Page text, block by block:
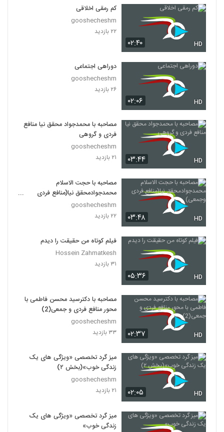
۰۲:۴۰ HD
کم رمقی اخلاقی
gooshecheshm
۲۲ بازدید
۰۲:۰۶ HD
دوراهی اجتماعی
gooshecheshm
۲۶ بازدید
۰۳:۴۴ HD
مصاحبه با محمدجواد محقق نیا منافع
فردی و گروهی
gooshecheshm
۲۱ بازدید
۰۳:۴۸ HD
مصاحبه با حجت الاسلام
محمدجوادمحقق نیا(منافع فردی
وجمعی)
gooshecheshm
۲۲ بازدید
۰۵:۳۶ HD
فیلم کوتاه من حقیقت را دیدم
Hossein Zahmatkesh
۳۱ بازدید
۰۲:۳۷ HD
مصاحبه با دکترسید محسن فاطمی با
محور منافع فردی و جمعی(2)
gooshecheshm
۳۳ بازدید
۰۲:۰۵ HD
میز گرد تخصصی «ویژگی های یک
زندگی خوب»(بخش ۲)
gooshecheshm
۲۱ بازدید
میز گرد تخصصی «ویژگی های یک
زندگی خوب»